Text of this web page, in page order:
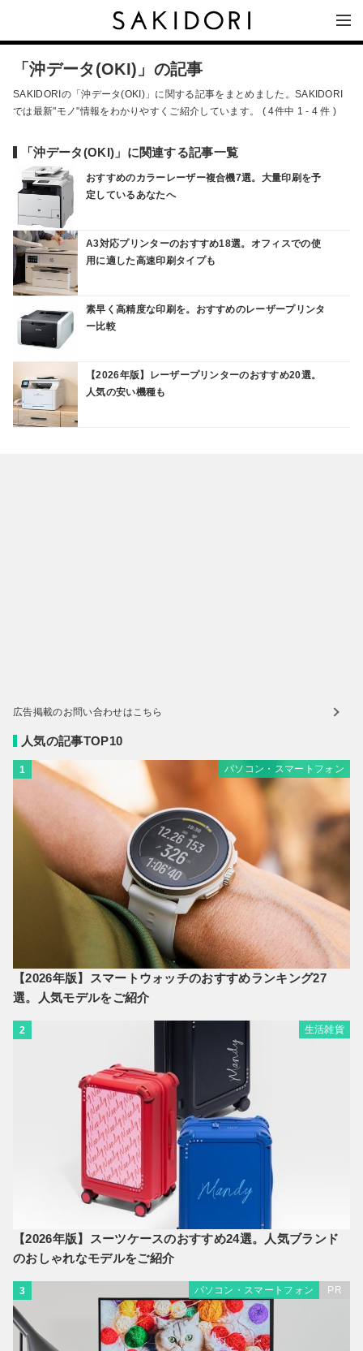
「沖データ(OKI)」の記事
SAKIDORIの「沖データ(OKI)」に関する記事をまとめました。SAKIDORI
では最新"モノ"情報をわかりやすくご紹介しています。 ( 4件中 1 - 4 件 )
「沖データ(OKI)」に関連する記事一覧
おすすめのカラーレーザー複合機7選。大量印刷を予
定しているあなたへ
A3対応プリンターのおすすめ18選。オフィスでの使
用に適した高速印刷タイプも
素早く高精度な印刷を。おすすめのレーザープリンタ
ー比較
【2026年版】レーザープリンターのおすすめ20選。
人気の安い機種も
広告掲載のお問い合わせはこちら
人気の記事TOP10
1 パソコン・スマートフォン
【2026年版】スマートウォッチのおすすめランキング27
選。人気モデルをご紹介
2 生活雑貨
【2026年版】スーツケースのおすすめ24選。人気ブランド
のおしゃれなモデルをご紹介
3 パソコン・スマートフォン PR